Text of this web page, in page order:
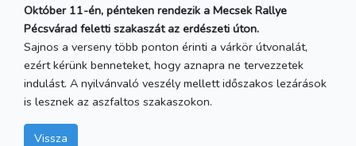
Október 11-én, pénteken rendezik a Mecsek Rallye
Pécsvárad feletti szakaszát az erdészeti úton.
Sajnos a verseny több ponton érinti a várkör útvonalát,
ezért kérünk benneteket, hogy aznapra ne tervezzetek
indulást. A nyilvánvaló veszély mellett időszakos lezárások
is lesznek az aszfaltos szakaszokon.
Vissza